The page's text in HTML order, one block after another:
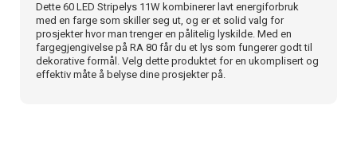
Dette 60 LED Stripelys 11W kombinerer lavt energiforbruk
med en farge som skiller seg ut, og er et solid valg for
prosjekter hvor man trenger en pålitelig lyskilde. Med en
fargegjengivelse på RA 80 får du et lys som fungerer godt til
dekorative formål. Velg dette produktet for en ukomplisert og
effektiv måte å belyse dine prosjekter på.